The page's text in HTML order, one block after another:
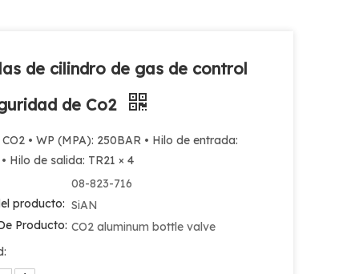
de cilindro de gas de control
de Co2
• WP (MPA): 250BAR • Hilo de entrada:
Hilo de salida: TR21 × 4
08-823-716
producto: SiAN
Producto: CO2 aluminum bottle valve